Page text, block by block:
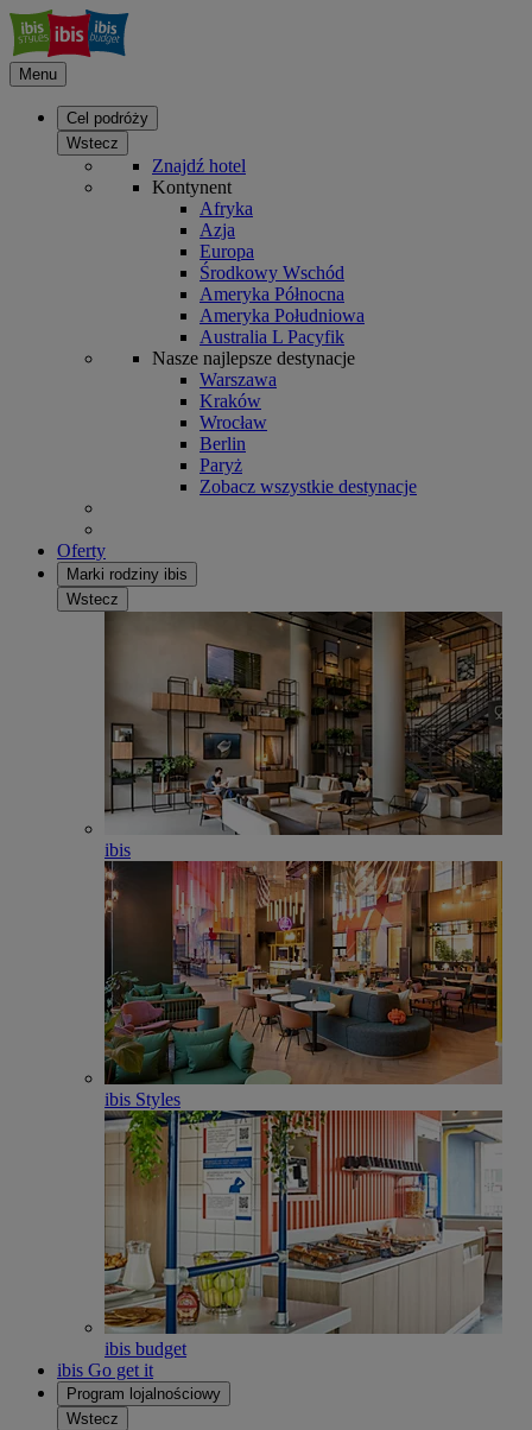
Menu
Cel podróży
Wstecz
Znajdź hotel
Kontynent
Afryka
Azja
Europa
Środkowy Wschód
Ameryka Północna
Ameryka Południowa
Australia L Pacyfik
Nasze najlepsze destynacje
Warszawa
Kraków
Wrocław
Berlin
Paryż
Zobacz wszystkie destynacje
Oferty
Marki rodziny ibis
Wstecz
ibis
ibis Styles
ibis budget
ibis Go get it
Program lojalnościowy
Wstecz